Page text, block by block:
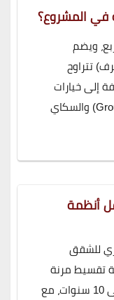
في المشروع؟
من 125 متر مربع، ويضم
سكنية (غرفتين و3 غرف) تتراوح
و140 م²، بالإضافة إلى خيارات
فاخرة من الفيلات بحدائق (Ground Villas) والسكاي
أنظمة
جنيه مصري للشقق
أنظمة تقسيط مرنة
تبدأ بمقدم 5% وفترات سداد تصل إلى 10 سنوات، مع